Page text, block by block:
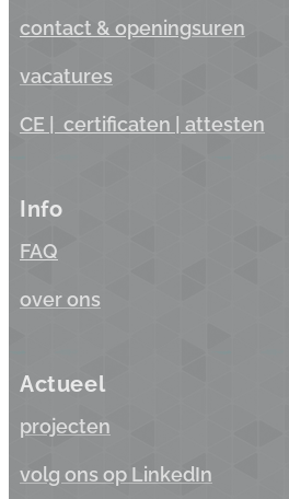
contact & openingsuren
vacatures
CE | certificaten | attesten
Info
FAQ
over ons
Actueel
projecten
volg ons op LinkedIn